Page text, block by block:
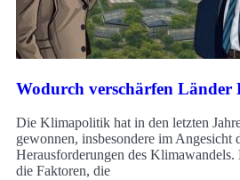
Wodurch verschärfen
Die Klimapolitik hat in den letzten
gewonnen, insbesondere im Angesicht
Herausforderungen des
die Faktoren, die